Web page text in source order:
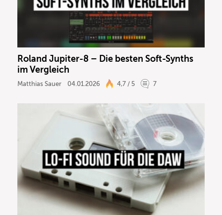
Roland Jupiter-8 – Die besten Soft-Synths
im Vergleich
Matthias Sauer 04.01.2026 4,7 / 5 7